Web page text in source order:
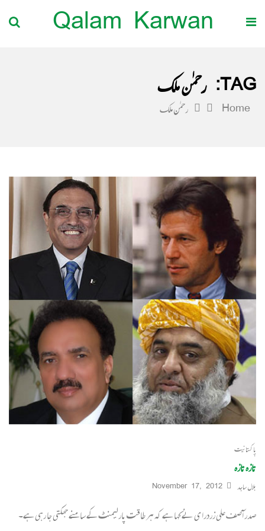
Qalam Karwan
TAG: رحمٰن ملک
Home رحمٰن ملک
پاکستانیت
تازہ تازہ
بلال ساجد November 17, 2012
صدر آصف علی زردرا ی نے کہا ہے کہ ہر طاقت پارلیمنٹ کے سامنے جھکتی جا رہی ہے۔